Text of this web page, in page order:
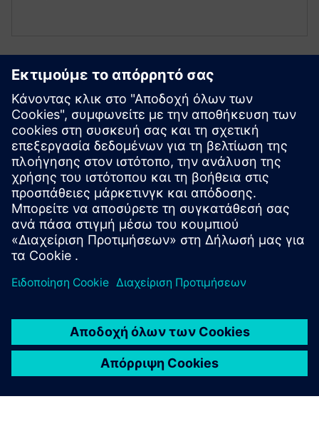
Εξερευνήστε πόρους
Κατεβάστε
Εγχειρίδιο οδηγιών GMSG-GCB (Αγγλικά)
Φυλλάδιο GMSG-GCB